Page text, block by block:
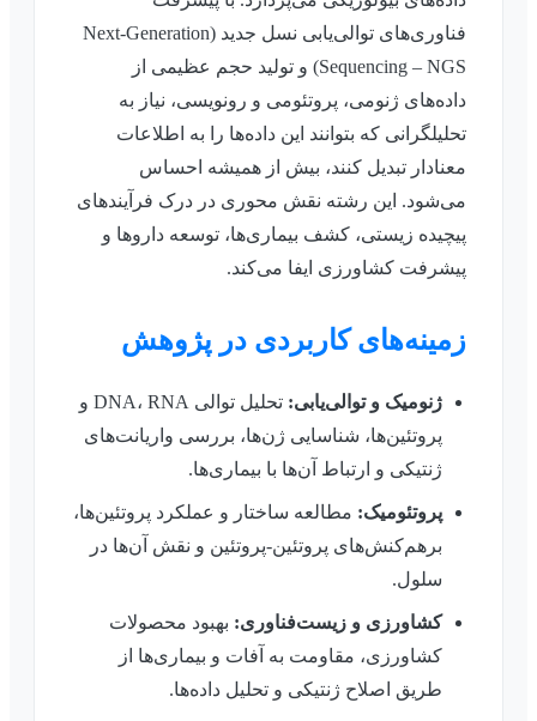
فناوری‌های توالی‌یابی نسل جدید (Next-Generation
Sequencing – NGS) و تولید حجم عظیمی از
داده‌های ژنومی، پروتئومی و رونویسی، نیاز به
تحلیلگرانی که بتوانند این داده‌ها را به اطلاعات
معنادار تبدیل کنند، بیش از همیشه احساس
می‌شود. این رشته نقش محوری در درک فرآیندهای
پیچیده زیستی، کشف بیماری‌ها، توسعه داروها و
پیشرفت کشاورزی ایفا می‌کند.
زمینه‌های کاربردی در پژوهش
ژنومیک و توالی‌یابی:
تحلیل توالی DNA، RNA و
پروتئین‌ها، شناسایی ژن‌ها، بررسی واریانت‌های
ژنتیکی و ارتباط آن‌ها با بیماری‌ها.
پروتئومیک: مطالعه ساختار و عملکرد پروتئین‌ها،
برهم‌کنش‌های پروتئین-پروتئین و نقش آن‌ها در
سلول.
کشاورزی و زیست‌فناوری: بهبود محصولات
کشاورزی، مقاومت به آفات و بیماری‌ها از
طریق اصلاح ژنتیکی و تحلیل داده‌ها.